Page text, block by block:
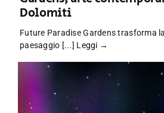
Dolomiti
Future Paradise Gardens trasforma
paesaggio [...] Leggi →